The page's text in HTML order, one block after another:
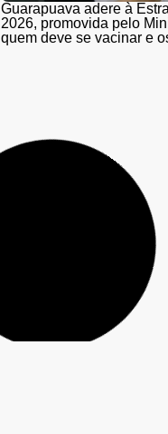
Guarapuava adere à
2026, promovida pelo
quem deve se vacinar e
Guarapuava é
Inovador 2026” pelo